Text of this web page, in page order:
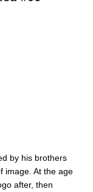
by his brothers
image. At the age
after, then